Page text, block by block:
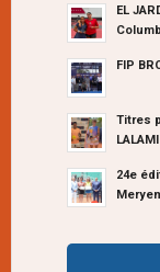
EL
FIP
Titres
24e